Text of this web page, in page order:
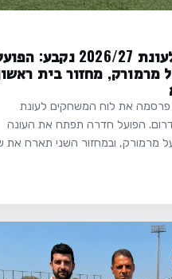
לוח המשחקים לעונת 2026/27 נקבע:
מחזור בית
את לוח המשחקים לעונת
א׳ דרום. הפועל חדרה תפתח את העונה
מרמורק, ובמחזור השני תארח את